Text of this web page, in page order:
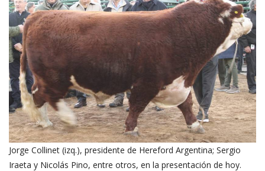
Jorge Collinet (izq.), presidente de Hereford Argentina; Sergio
Iraeta y Nicolás Pino, entre otros, en la presentación de hoy.